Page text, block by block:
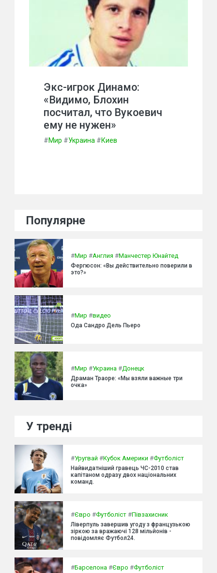
Экс-игрок Динамо:
«Видимо, Блохин
посчитал, что Вукоевич
ему не нужен»
#Мир #Украина #Киев
Популярне
#Мир #Англия #Манчестер Юнайтед
Фергюсон: «Вы действительно поверили в
это?»
#Мир #видео
Ода Сандро Дель Пьеро
#Мир #Украина #Донецк
Драман Траоре: «Мы взяли важные три
очка»
У тренді
#Уругвай #Кубок Америки #Футболіст
Найвидатніший гравець ЧС-2010 став
капітаном одразу двох національних
команд.
#Євро #Футболіст #Півзахисник
Ліверпуль завершив угоду з французькою
зіркою за вражаючі 128 мільйонів -
повідомляє Футбол24.
#Барселона #Євро #Футболіст